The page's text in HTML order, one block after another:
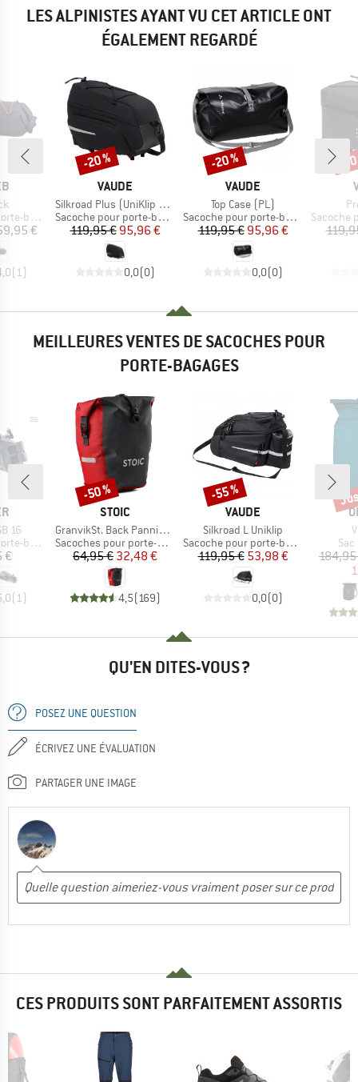
LES ALPINISTES AYANT VU CET ARTICLE ONT
ÉGALEMENT REGARDÉ
€
(1 )
MARQUE
VAUDE
Article
Silkroad Plus (UniKlip 2.0)
Product group
Sacoche pour porte-bagages
Prix
119,95 €Prix réduit
95,96 €
0,0(0)
Remise
-20 %
MARQUE
VAUDE
Article
Top Case (PL)
Product group
Sacoche pour porte-bagages
Prix
119,95 €Prix réduit
95,96 €
0,0(0)
Remise
-20 %
Product
Sacoche
-
MEILLEURES VENTES DE SACOCHES POUR
PORTE-BAGAGES
16
€
(1)
MARQUE
STOIC
Article
GranvikSt. Back Pannier 22
Product group
Sacoches pour porte-bagages
Prix
64,95 € Prix réduit
32,48 €
4,5(169)
Remise
-50 %
MARQUE
VAUDE
Article
Silkroad L Uniklip
Product group
Sacoche pour porte-bagages
Prix
119,95 €Prix réduit
53,98 €
0,0(0)
Remise
-55 %
QU'EN DITES-VOUS ?
POSEZ UNE QUESTION
ÉCRIVEZ UNE ÉVALUATION
PARTAGER UNE IMAGE
CES PRODUITS SONT PARFAITEMENT ASSORTIS